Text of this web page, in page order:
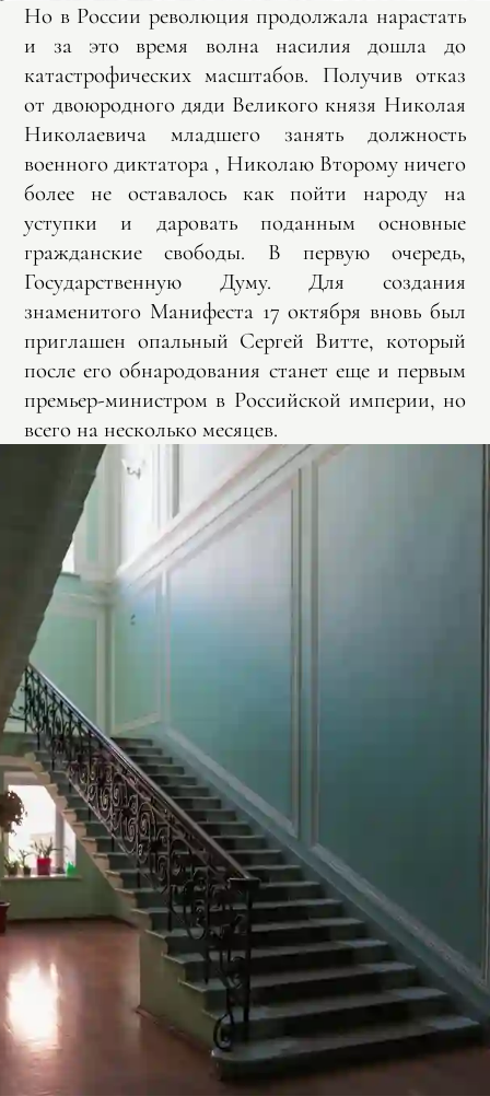
Но в России революция продолжала нарастать
и за это время волна насилия дошла до
катастрофических масштабов. Получив отказ
от двоюродного дяди Великого князя Николая
Николаевича младшего занять должность
военного диктатора , Николаю Второму ничего
более не оставалось как пойти народу на
уступки и даровать поданным основные
гражданские свободы. В первую очередь,
Государственную Думу. Для создания
знаменитого Манифеста 17 октября вновь был
приглашен опальный Сергей Витте, который
после его обнародования станет еще и первым
премьер-министром в Российской империи, но
всего на несколько месяцев.